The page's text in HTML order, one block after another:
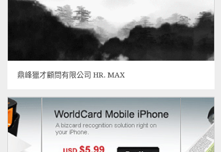
鼎峰獵才顧問有限公司 HR. MAX